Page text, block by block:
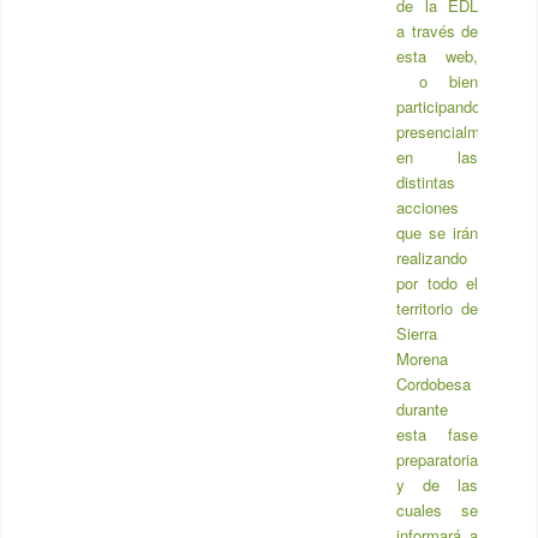
elaboración
de la EDL
a través de
esta web,
o bien
participando
presencialmente
en las
distintas
acciones
que se irán
realizando
por todo el
territorio de
Sierra
Morena
Cordobesa
durante
esta fase
preparatoria
y de las